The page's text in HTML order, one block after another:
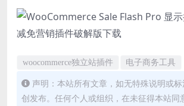
woocommerce独立站插件 电子商务工具
声明：本站所有文章，如无特殊说明或
创发布。任何个人或组织，在未征得本站同